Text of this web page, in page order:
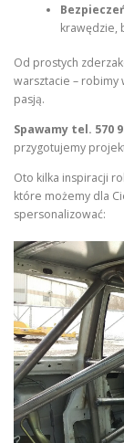
krawędzie,
Od prostych
warsztacie – robimy
pasją.
Spawamy tel. 570
przygotujemy
Oto kilka inspiracji
które możemy dla
spersonalizować: